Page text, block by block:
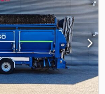
tarafından yapılan tüm
oluşturan görüşmeler
Her türlü iletişim
geçerliliğini kabul etmiş
onaylamış olursunuz.
Ek Bilgiler = Genel Bilgiler
Ajzp Rlyeayor Teknik
Boş ağırlık: 12.799 kg
Fonksiyonel Özellikler